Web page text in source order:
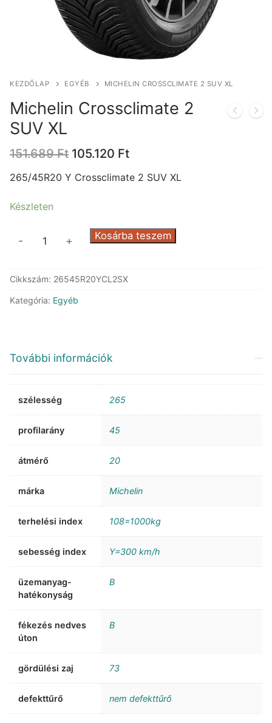
KEZDŐLAP EGYÉB MICHELIN CROSSCLIMATE 2 SUV XL
Michelin Crossclimate 2
SUV XL
151.689Ft Original
was:
105.120 FtCurrent
is:
265/45R20 Y Crossclimate 2 SUV XL
Készleten
Michelin
SUV
XL
- + Kosárba teszem
Cikkszám: 26545R20YCL2SX
Kategória: Egyéb
További információk
szélesség 265
profilarány 45
átmérő 20
márka Michelin
terhelési index 108=1000kg
sebesség index Y=300 km/h
üzemanyag-
hatékonyság
B
fékezés nedves
úton
B
gördülési zaj 73
defekttűrő nem defekttűrő